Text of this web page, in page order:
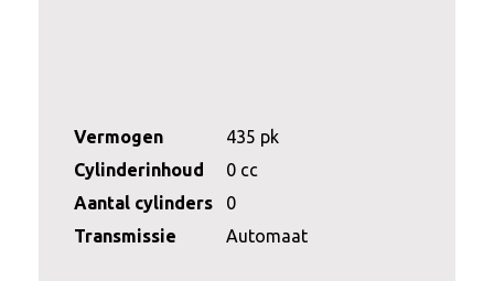
Vermogen
435 pk
Cylinderinhoud
0 cc
Aantal cylinders
0
Transmissie
Automaat